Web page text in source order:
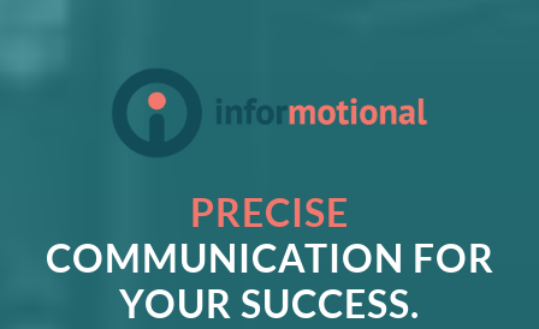
PRECISE
COMMUNICATION FOR
YOUR SUCCESS.